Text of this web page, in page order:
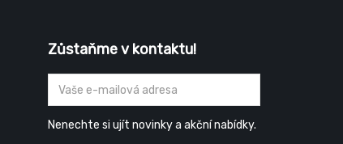
Zůstaňme v kontaktu!
Nenechte si ujít novinky a akční nabídky.